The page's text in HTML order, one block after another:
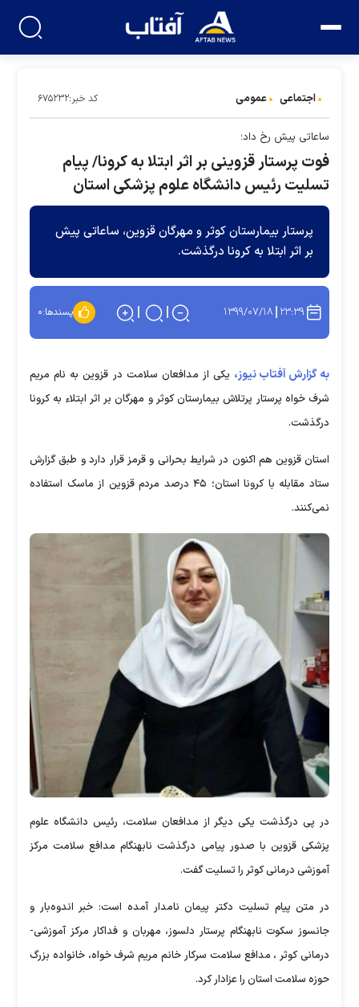
اجتماعی عمومی کد خبر:۶۷۵۲۳۲
ساعاتی پیش رخ داد؛
فوت پرستار قزوینی بر اثر ابتلا به کرونا/ پیام
تسلیت رئیس دانشگاه علوم پزشکی استان
پرستار بیمارستان کوثر و مهرگان قزوین، ساعاتی پیش
بر اثر ابتلا به کرونا درگذشت.
۲۳:۳۹ ۱۳۹۹/۰۷/۱۸ پسندها:۰
به گزارش آفتاب نیوز، یکی از مدافعان سلامت در قزوین به نام مریم
شرف خواه پرستار پرتلاش بیمارستان کوثر و مهرگان بر اثر ابتلاء به کرونا
درگذشت.
استان قزوین هم اکنون در شرایط بحرانی و قرمز قرار دارد و طبق گزارش
ستاد مقابله با کرونا استان؛ ۴۵ درصد مردم قزوین از ماسک استفاده
نمی‌کنند.
در پی درگذشت یکی دیگر از مدافعان سلامت، رئیس دانشگاه علوم
پزشکی قزوین با صدور پیامی درگذشت نابهنگام مدافع سلامت مرکز
آموزشی درمانی کوثر را تسلیت گفت.
در متن پیام تسلیت دکتر پیمان نامدار آمده است: خبر اندوه‌بار و
جانسوز سکوت نابهنگام پرستار دلسوز، مهربان و فداکار مرکز آموزشی-
درمانی کوثر ، مدافع سلامت سرکار خانم مریم شرف خواه، خانواده بزرگ
حوزه سلامت استان را عزادار کرد.